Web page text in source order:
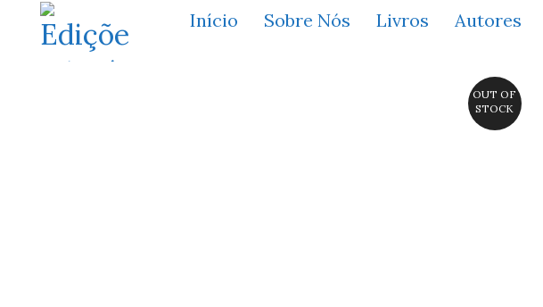
Início Sobre Nós Livros Autores
OUT OF
STOCK